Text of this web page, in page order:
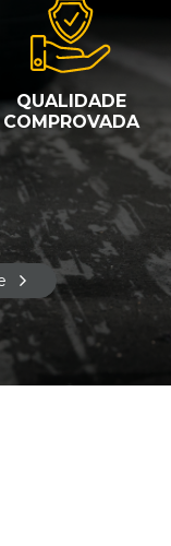
QUALIDADE
COMPROVADA